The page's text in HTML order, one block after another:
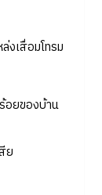
งเสื่อมโทรม
อยของบ้าน
ย